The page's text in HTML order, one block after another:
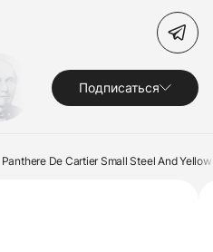
Подписаться
Panthere De Cartier Small Steel And